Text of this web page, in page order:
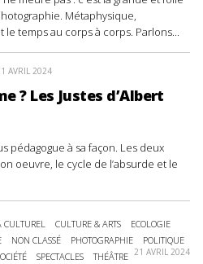
Métaphysique,
temps au corps à corps. Parlons...
AVRIL 2024
? Les Justes d’Albert
pédagogue à sa façon. Les deux
oeuvre, le cycle de l’absurde et le
CULTUREL CULTURE & ARTS
ECOLOGIE
NON CLASSÉ PHOTOGRAPHIE
POLITIQUE
SPECTACLES THÉÂTRE 21 AVRIL 2024